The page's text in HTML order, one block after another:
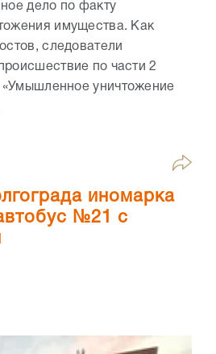
дело по факту
имущества. Как
следователи
по части 2
уничтожение
иномарка
№21 с